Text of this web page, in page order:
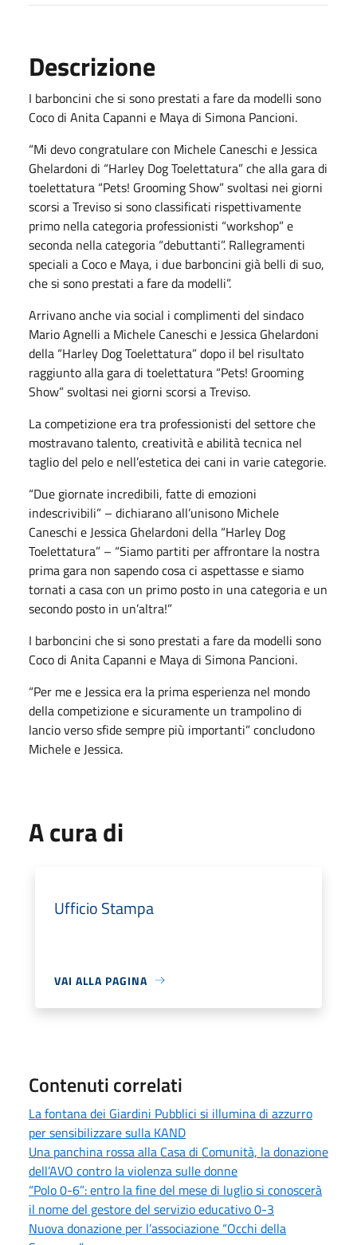
Descrizione
I barboncini che si sono prestati a fare da modelli sono
Coco di Anita Capanni e Maya di Simona Pancioni.
“Mi devo congratulare con Michele Caneschi e Jessica
Ghelardoni di “Harley Dog Toelettatura” che alla gara di
toelettatura “Pets! Grooming Show” svoltasi nei giorni
scorsi a Treviso si sono classificati rispettivamente
primo nella categoria professionisti “workshop” e
seconda nella categoria “debuttanti”. Rallegramenti
speciali a Coco e Maya, i due barboncini già belli di suo,
che si sono prestati a fare da modelli”.
Arrivano anche via social i complimenti del sindaco
Mario Agnelli a Michele Caneschi e Jessica Ghelardoni
della “Harley Dog Toelettatura” dopo il bel risultato
raggiunto alla gara di toelettatura “Pets! Grooming
Show” svoltasi nei giorni scorsi a Treviso.
La competizione era tra professionisti del settore che
mostravano talento, creatività e abilità tecnica nel
taglio del pelo e nell’estetica dei cani in varie categorie.
“Due giornate incredibili, fatte di emozioni
indescrivibili” – dichiarano all’unisono Michele
Caneschi e Jessica Ghelardoni della “Harley Dog
Toelettatura” – “Siamo partiti per affrontare la nostra
prima gara non sapendo cosa ci aspettasse e siamo
tornati a casa con un primo posto in una categoria e un
secondo posto in un’altra!”
I barboncini che si sono prestati a fare da modelli sono
Coco di Anita Capanni e Maya di Simona Pancioni.
“Per me e Jessica era la prima esperienza nel mondo
della competizione e sicuramente un trampolino di
lancio verso sfide sempre più importanti” concludono
Michele e Jessica.
A cura di
Ufficio Stampa
VAI ALLA PAGINA
Contenuti correlati
La fontana dei Giardini Pubblici si illumina di azzurro
per sensibilizzare sulla KAND
Una panchina rossa alla Casa di Comunità, la donazione
dell’AVO contro la violenza sulle donne
“Polo 0-6”: entro la fine del mese di luglio si conoscerà
il nome del gestore del servizio educativo 0-3
Nuova donazione per l’associazione “Occhi della